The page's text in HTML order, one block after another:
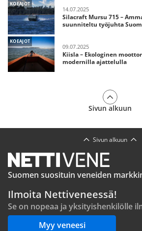
KOEAJOT
14.07.2025
Silacraft Mursu 715 –
suunniteltu työjuhta
KOEAJOT
09.07.2025
Kiisla – Ekologinen
modernilla ajattelulla
Sivun alkuun
Sivun alkuun
Suomen suosituin veneiden
Ilmoita Nettiveneessä!
Se on nopeaa ja yksityishenkilölle
Myy veneesi